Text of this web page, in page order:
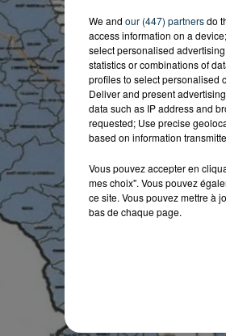
We and our (447) partnersdo
access information on a
select personalised
statistics or combinations of
profiles to select personalised
Deliver and present
data such as IP address and
requested; Use precise
based on information
Vous pouvez accepter en
mes choix". Vous pouvez
ce site. Vous pouvez mettre à
bas de chaque page.